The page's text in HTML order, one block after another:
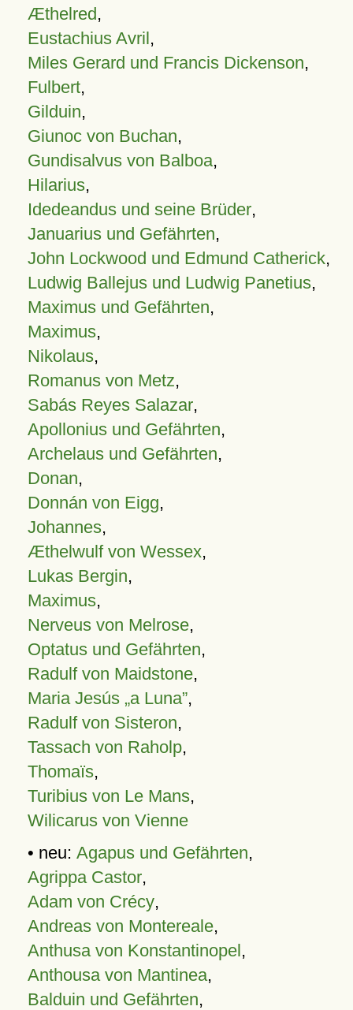
Æthelred,
Eustachius Avril,
Miles Gerard und Francis Dickenson,
Fulbert,
Gilduin,
Giunoc von Buchan,
Gundisalvus von Balboa,
Hilarius,
Idedeandus und seine Brüder,
Januarius und Gefährten,
John Lockwood und Edmund Catherick,
Ludwig Ballejus und Ludwig Panetius,
Maximus und Gefährten,
Maximus,
Nikolaus,
Romanus von Metz,
Sabás Reyes Salazar,
Apollonius und Gefährten,
Archelaus und Gefährten,
Donan,
Donnán von Eigg,
Johannes,
Æthelwulf von Wessex,
Lukas Bergin,
Maximus,
Nerveus von Melrose,
Optatus und Gefährten,
Radulf von Maidstone,
Maria Jesús „a Luna”,
Radulf von Sisteron,
Tassach von Raholp,
Thomaïs,
Turibius von Le Mans,
Wilicarus von Vienne
• neu: Agapus und Gefährten,
Agrippa Castor,
Adam von Crécy,
Andreas von Montereale,
Anthusa von Konstantinopel,
Anthousa von Mantinea,
Balduin und Gefährten,